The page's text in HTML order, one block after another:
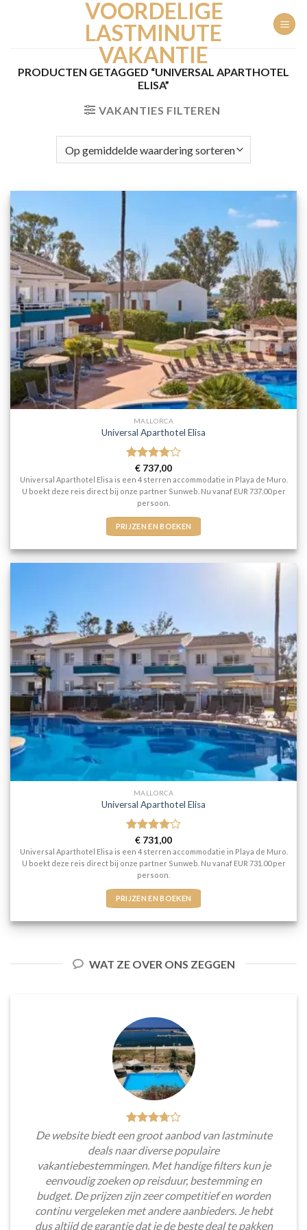
VOORDELIGE
LASTMINUTE
VAKANTIE
PRODUCTEN GETAGGED “UNIVERSAL APARTHOTEL
ELISA”
VAKANTIES FILTEREN
MALLORCA
Universal Aparthotel Elisa
Gewaardeerd
4uit 5
€ 737,00
Universal Aparthotel Elisa is een 4 sterren accommodatie in Playa de Muro.
U boekt deze reis direct bij onze partner Sunweb. Nu vanaf EUR 737.00 per
persoon.
PRIJZEN EN BOEKEN
MALLORCA
Universal Aparthotel Elisa
Gewaardeerd
4uit 5
€ 731,00
Universal Aparthotel Elisa is een 4 sterren accommodatie in Playa de Muro.
U boekt deze reis direct bij onze partner Sunweb. Nu vanaf EUR 731.00 per
persoon.
PRIJZEN EN BOEKEN
WAT ZE OVER ONS ZEGGEN
De website biedt een groot aanbod van lastminute
deals naar diverse populaire
vakantiebestemmingen. Met handige filters kun je
eenvoudig zoeken op reisduur, bestemming en
budget. De prijzen zijn zeer competitief en worden
continu vergeleken met andere aanbieders. Je hebt
dus altijd de garantie dat je de beste deal te pakken